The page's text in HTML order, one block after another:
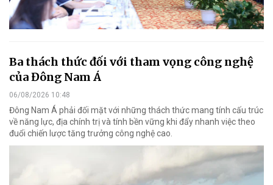
Ba thách thức đối với tham vọng công nghệ
của Đông Nam Á
06/08/2026 10:48
Đông Nam Á phải đối mặt với những thách thức mang tính cấu trúc
về năng lực, địa chính trị và tính bền vững khi đẩy nhanh việc theo
đuổi chiến lược tăng trưởng công nghệ cao.